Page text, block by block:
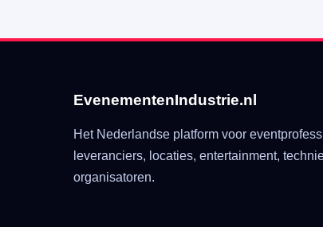
EvenementenIndustrie.nl
Het Nederlandse platform voor
leveranciers, locaties, entertainment,
organisatoren.